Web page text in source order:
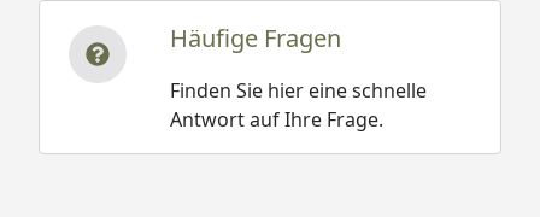
Häufige Fragen
Finden Sie hier eine schnelle
Antwort auf Ihre Frage.